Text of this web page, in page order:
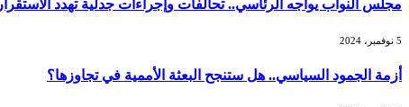
مجلس النواب يواجه الرئاسي.. تحالفات وإجراءات جدلية تهدد الاستقرار
5 نوفمبر، 2024
أزمة الجمود السياسي.. هل ستنجح البعثة الأممية في تجاوزها؟